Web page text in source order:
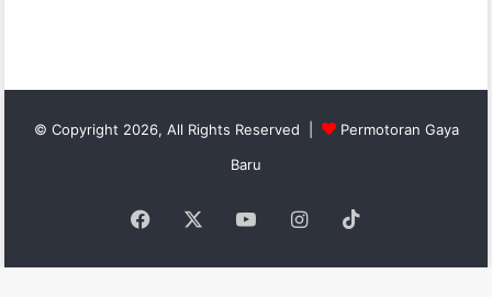
© Copyright 2026, All Rights Reserved |
Permotoran Gaya
Baru
Facebook YouTubeInstagram